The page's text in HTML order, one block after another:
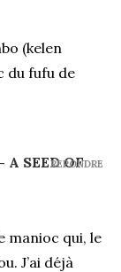
(kelen
du fufu de
A SEED OF
manioc qui, le
J’ai déjà
REPONDRE